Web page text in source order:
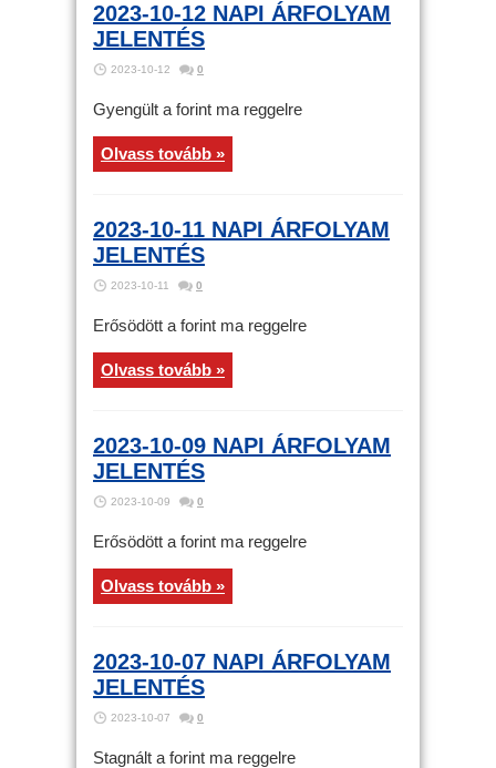
2023-10-12 NAPI ÁRFOLYAM
JELENTÉS
2023-10-12 0
Gyengült a forint ma reggelre
Olvass tovább »
2023-10-11 NAPI ÁRFOLYAM
JELENTÉS
2023-10-11 0
Erősödött a forint ma reggelre
Olvass tovább »
2023-10-09 NAPI ÁRFOLYAM
JELENTÉS
2023-10-09 0
Erősödött a forint ma reggelre
Olvass tovább »
2023-10-07 NAPI ÁRFOLYAM
JELENTÉS
2023-10-07 0
Stagnált a forint ma reggelre